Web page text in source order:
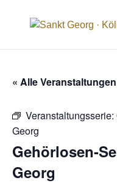
springen
« Alle Veranstaltungen
Veranstaltungsserie:
Georg
Gehörlosen-
Georg